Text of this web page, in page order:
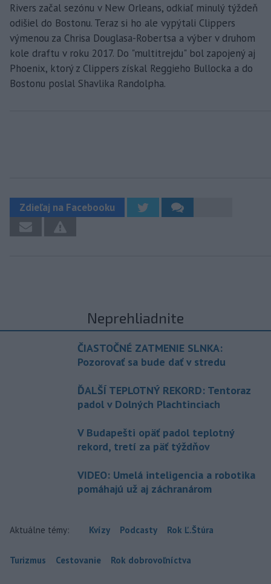
Rivers začal sezónu v New Orleans, odkiaľ minulý týždeň
odišiel do Bostonu. Teraz si ho ale vypýtali Clippers
výmenou za Chrisa Douglasa-Robertsa a výber v druhom
kole draftu v roku 2017. Do "multitrejdu" bol zapojený aj
Phoenix, ktorý z Clippers získal Reggieho Bullocka a do
Bostonu poslal Shavlika Randolpha.
Zdieľaj na Facebooku
Neprehliadnite
ČIASTOČNÉ ZATMENIE SLNKA:
Pozorovať sa bude dať v stredu
ĎALŠÍ TEPLOTNÝ REKORD: Tentoraz
padol v Dolných Plachtinciach
V Budapešti opäť padol teplotný
rekord, tretí za päť týždňov
VIDEO: Umelá inteligencia a robotika
pomáhajú už aj záchranárom
Aktuálne témy: Kvízy Podcasty Rok Ľ.Štúra
Turizmus Cestovanie Rok dobrovoľníctva